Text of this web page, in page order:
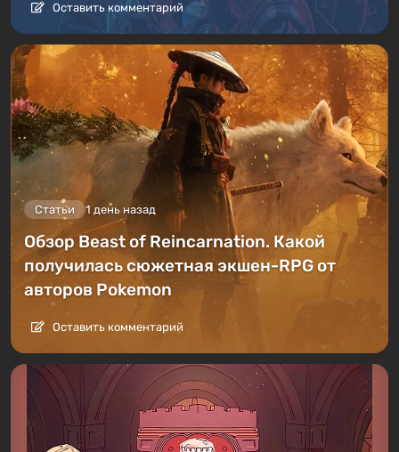
Оставить комментарий
Статьи 1 день назад
Обзор Beast of Reincarnation. Какой
получилась сюжетная экшен-RPG от
авторов Pokemon
Оставить комментарий